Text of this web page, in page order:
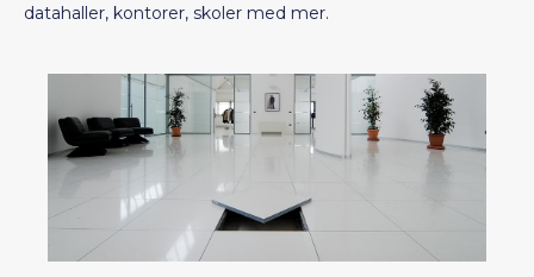
datahaller, kontorer, skoler med mer.